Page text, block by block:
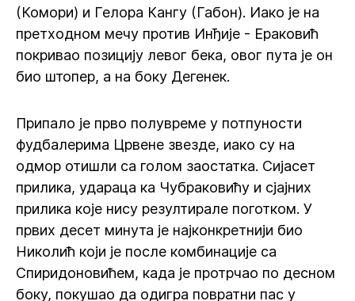
(Комори) и Гелора Кангу (Габон). Иако је на
претходном мечу против Инђије - Ераковић
покривао позицију левог бека, овог пута је он
био штопер, а на боку Дегенек.
Припало је прво полувреме у потпуности
фудбалерима Црвене звезде, иако су на
одмор отишли са голом заостатка. Сијасет
прилика, удараца ка Чубраковићу и сјајних
прилика које нису резултирале поготком. У
првих десет минута је најконкретнији био
Николић који је после комбинације са
Спиридоновићем, када је протрчао по десном
боку, покушао да одигра повратни пас у